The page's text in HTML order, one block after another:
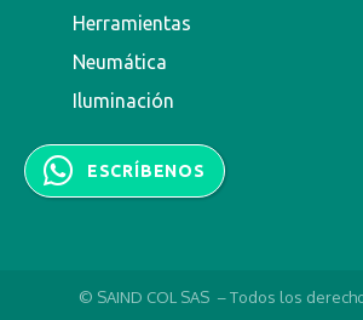
Herramientas
Neumática
Iluminación
ESCRÍBENOS
© SAIND COL SAS – Todos los